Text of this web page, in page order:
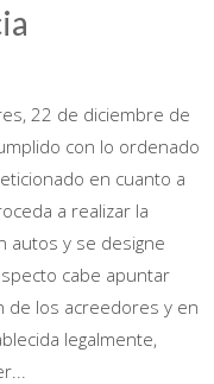
22 de diciembre de
con lo ordenado
en cuanto a
a realizar la
autos y se designe
cabe apuntar
de los acreedores y en
legalmente,